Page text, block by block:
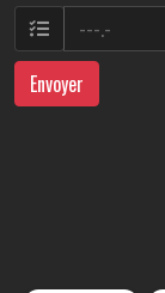
Envoyer